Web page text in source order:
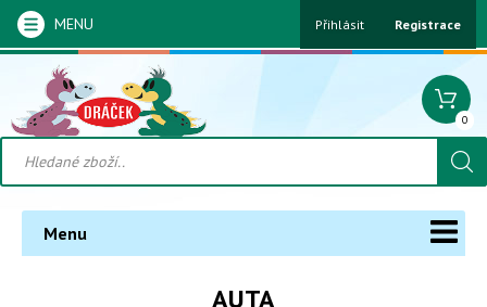
MENU Přihlásit Registrace
0
Menu
AUTA